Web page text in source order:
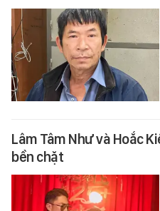
Lâm Tâm Như và Hoắc
bền chặt